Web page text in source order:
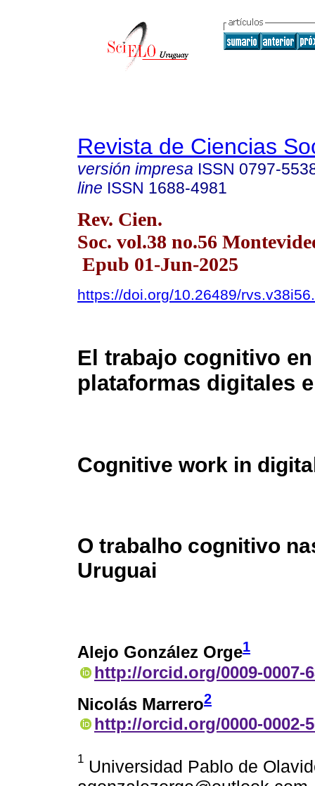
Revista de Ciencias
versión impresa ISSN 0797-
line ISSN 1688-4981
Rev. Cien.
Soc. vol.38 no.56
Epub 01-Jun-2025
https://doi.org/10.26489/
El trabajo cognitivo
plataformas digitales
Cognitive work in
O trabalho cognitivo
Uruguai
Alejo González Orge1
http://orcid.org/0009-0007-
Nicolás Marrero2
http://orcid.org/0000-0002-
1 Universidad Pablo de